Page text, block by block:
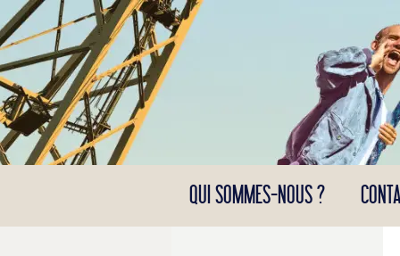
Panneau de gestion des cookies
QUI SOMMES-NOUS ?